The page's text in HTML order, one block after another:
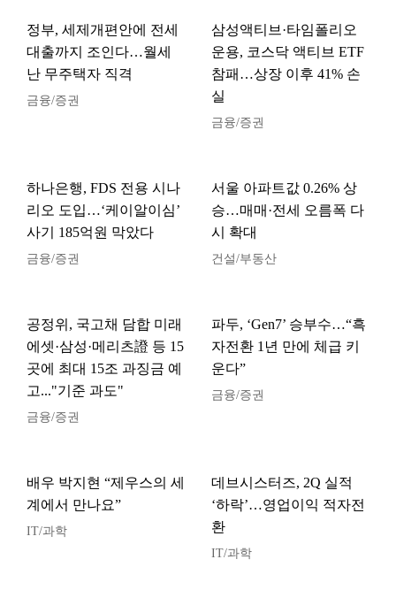
정부, 세제개편안에 전세
대출까지 조인다…월세
난 무주택자 직격
금융/증권
삼성액티브·타임폴리오
운용, 코스닥 액티브 ETF
참패…상장 이후 41% 손
실
금융/증권
하나은행, FDS 전용 시나
리오 도입…‘케이알이심’
사기 185억원 막았다
금융/증권
서울 아파트값 0.26% 상
승…매매·전세 오름폭 다
시 확대
건설/부동산
공정위, 국고채 담합 미래
에셋·삼성·메리츠證 등 15
곳에 최대 15조 과징금 예
고..."기준 과도"
금융/증권
파두, ‘Gen7’ 승부수…“흑
자전환 1년 만에 체급 키
운다”
금융/증권
배우 박지현 “제우스의 세
계에서 만나요”
IT/과학
데브시스터즈, 2Q 실적
‘하락’…영업이익 적자전
환
IT/과학